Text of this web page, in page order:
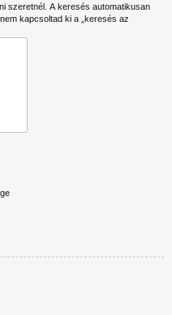
szeretnél. A keresés automatikusan
kapcsoltad ki a „keresés az